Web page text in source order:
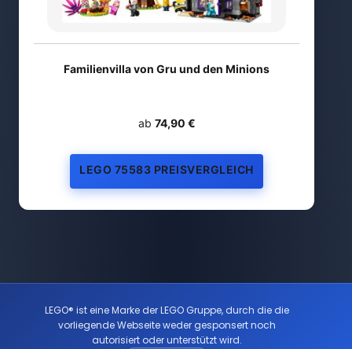
Familienvilla von Gru und den Minions
ab 74,90 €
LEGO 75583 PREISVERGLEICH
LEGO® ist eine Marke der LEGO Gruppe, durch die die
vorliegende Webseite weder gesponsert noch
autorisiert oder unterstützt wird.